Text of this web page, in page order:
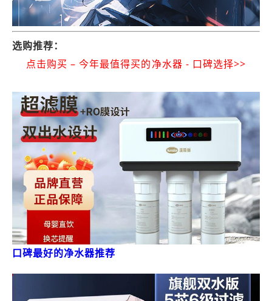
选购推荐：
点击购买 – 今年最值得买的净水器 - 口碑选择>>
口碑最好的净水器推荐